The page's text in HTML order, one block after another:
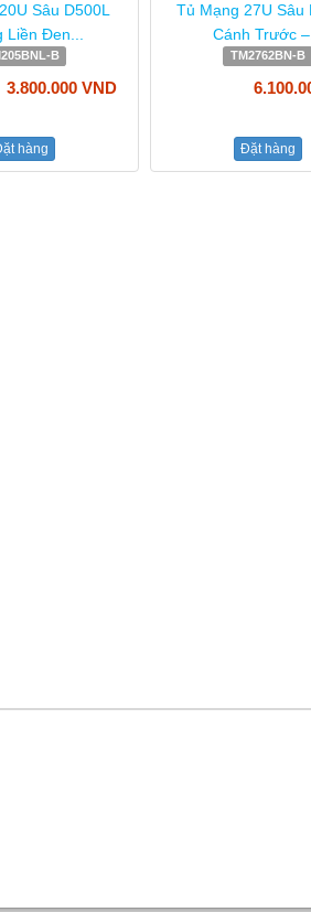
Sâu D500L
Liền Đen...
B
3.800.000 VND
hàng
Tủ Mạng 27U Sâu
Cánh Trước
TM2762BN-B
Đặt hàng